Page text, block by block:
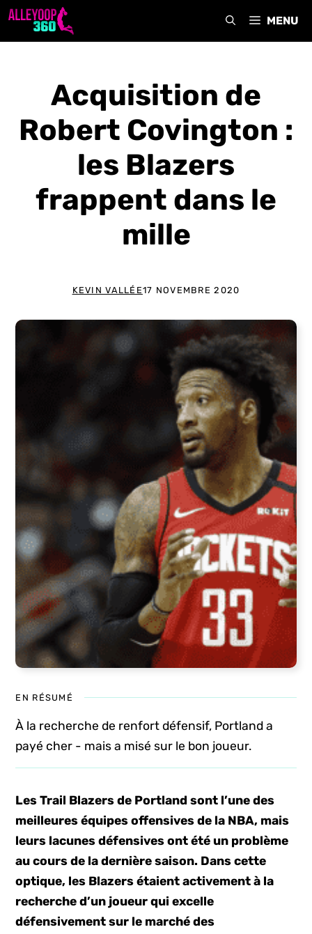
Aller
MENU
Acquisition de
Robert Covington :
les Blazers
frappent dans le
mille
KEVIN VALLÉE17 NOVEMBRE 2020
EN RÉSUMÉ
À la recherche de renfort défensif, Portland a
payé cher - mais a misé sur le bon joueur.
Les Trail Blazers de Portland sont l’une des
meilleures équipes offensives de la NBA, mais
leurs lacunes défensives ont été un problème
au cours de la dernière saison. Dans cette
optique, les Blazers étaient activement à la
recherche d’un joueur qui excelle
défensivement sur le marché des